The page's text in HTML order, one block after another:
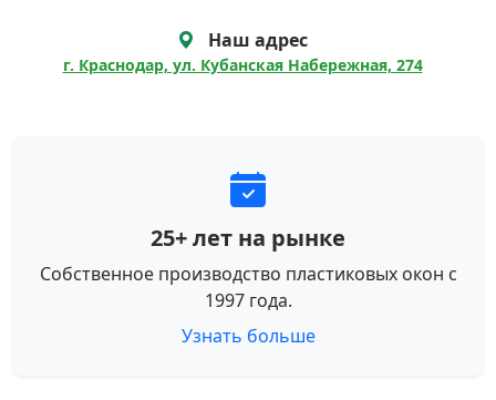
Наш адрес
г. Краснодар, ул. Кубанская Набережная, 274
25+ лет на рынке
Собственное производство пластиковых окон с
1997 года.
Узнать больше